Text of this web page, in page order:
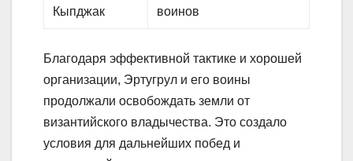
Кыпджак
воинов
Благодаря эффективной тактике и хорошей
организации, Эртугрул и его воины
продолжали освобождать земли от
византийского владычества. Это создало
условия для дальнейших побед и